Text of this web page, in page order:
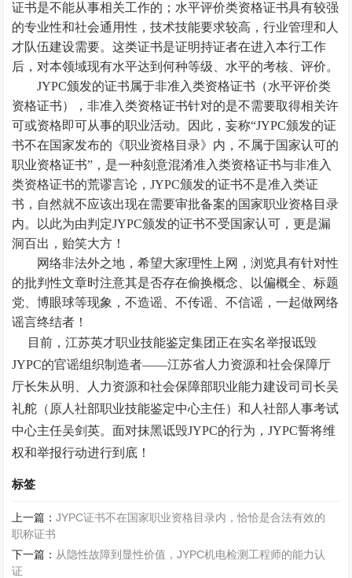
证书是不能从事相关工作的；水平评价类资格证书具有较强
的专业性和社会通用性，技术技能要求较高，行业管理和人
才队伍建设需要。这类证书是证明持证者在进入本行工作
后，对本领域现有水平达到何种等级、水平的考核、评价。
JYPC颁发的证书属于非准入类资格证书（水平评价类
资格证书），非准入类资格证书针对的是不需要取得相关许
可或资格即可从事的职业活动。因此，妄称“JYPC颁发的证
书不在国家发布的《职业资格目录》内，不属于国家认可的
职业资格证书”，是一种刻意混淆准入类资格证书与非准入
类资格证书的荒谬言论，JYPC颁发的证书不是准入类证
书，自然就不应该出现在需要审批备案的国家职业资格目录
内。以此为由判定JYPC颁发的证书不受国家认可，更是漏
洞百出，贻笑大方！
网络非法外之地，希望大家理性上网，浏览具有针对性
的批判性文章时注意其是否存在偷换概念、以偏概全、标题
党、博眼球等现象，不造谣、不传谣、不信谣，一起做网络
谣言终结者！
目前，江苏英才职业技能鉴定集团正在实名举报诋毁
JYPC的官谣组织制造者——江苏省人力资源和社会保障厅
厅长朱从明、人力资源和社会保障部职业能力建设司司长吴
礼舵（原人社部职业技能鉴定中心主任）和人社部人事考试
中心主任吴剑英。面对抹黑诋毁JYPC的行为，JYPC誓将维
权和举报行动进行到底！
标签
上一篇：JYPC证书不在国家职业资格目录内，恰恰是合法有效的
职称证书
下一篇： 从隐性故障到显性价值，JYPC机电检测工程师的能力认
证